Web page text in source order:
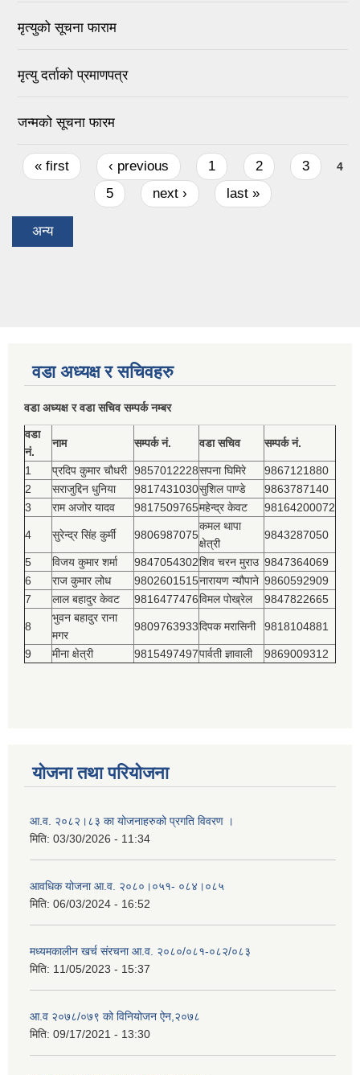
मृत्युको सूचना फाराम
मृत्यु दर्ताको प्रमाणपत्र
जन्मको सूचना फारम
Pages
« first ‹ previous 1 2 3 4
5 next › last »
अन्य
वडा अध्यक्ष र सचिवहरु
वडा अध्यक्ष र वडा सचिव सम्पर्क नम्बर
वडा
नं.
नाम सम्पर्क नं. वडा सचिव सम्पर्क नं.
1 प्रदिप कुमार चौधरी 9857012228सपना घिमिरे
9867121880
2
सराजुद्दिन धुनिया 9817431030सुशिल पाण्डे
9863787140
3
राम अजोर यादव 9817509765महेन्द्र केवट 98164200072
4 सुरेन्द्र सिंह कुर्मी 9806987075
कमल थापा
क्षेत्री
9843287050
5 विजय कुमार शर्मा 9847054302शिव चरन मुराउ 9847364069
6
राज कुमार लोध 9802601515नारायण न्यौपाने 9860592909
7
लाल बहादुर केवट 9816477476विमल पोख्रेल 9847822665
8
भुवन बहादुर राना
मगर
9809763933दिपक मरासिनी 9818104881
9 मीना क्षेत्री 9815497497पार्वती ज्ञावाली 9869009312
योजना तथा परियोजना
आ.व. २०८२।८३ का योजनाहरुको प्रगति विवरण ।
मिति: 03/30/2026 - 11:34
आवधिक योजना आ.व. २०८०।०५१- ०८४।०८५
मिति: 06/03/2024 - 16:52
मध्यमकालीन खर्च संरचना आ.व. २०८०/०८१-०८२/०८३
मिति: 11/05/2023 - 15:37
आ.व २०७८/०७९ को विनियोजन ऐन,२०७८
मिति: 09/17/2021 - 13:30